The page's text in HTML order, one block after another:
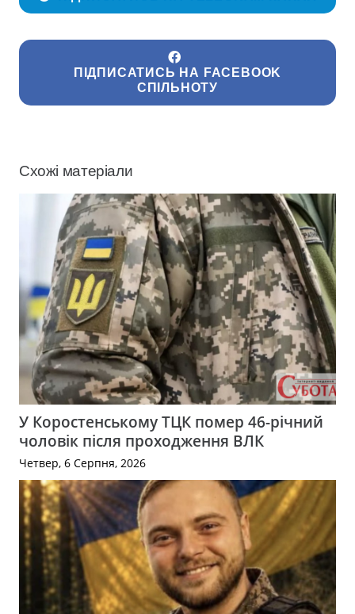
ПІДПИСАТИСЬ НА FACEBOOK
СПІЛЬНОТУ
Схожі матеріали
У Коростенському ТЦК помер 46-річний
чоловік після проходження ВЛК
Четвер, 6 Серпня, 2026